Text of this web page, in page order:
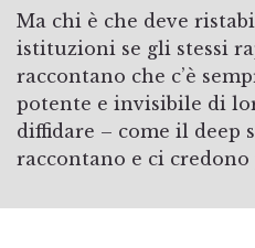
Ma chi è che deve
istituzioni se gli stessi
raccontano che c’è
potente e invisibile di
diffidare – come il deep
raccontano e ci credono